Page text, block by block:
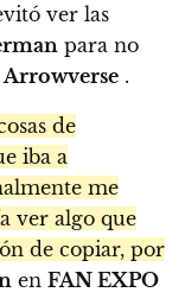
ver las
para no
Arrowverse .
de
iba a
me
ver algo que
de copiar, por
en FAN EXPO